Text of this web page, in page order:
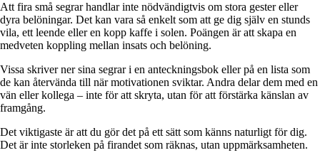
Att fira små segrar handlar inte nödvändigtvis om stora gester eller
dyra belöningar. Det kan vara så enkelt som att ge dig själv en stunds
vila, ett leende eller en kopp kaffe i solen. Poängen är att skapa en
medveten koppling mellan insats och belöning.
Vissa skriver ner sina segrar i en anteckningsbok eller på en lista som
de kan återvända till när motivationen sviktar. Andra delar dem med en
vän eller kollega – inte för att skryta, utan för att förstärka känslan av
framgång.
Det viktigaste är att du gör det på ett sätt som känns naturligt för dig.
Det är inte storleken på firandet som räknas, utan uppmärksamheten.